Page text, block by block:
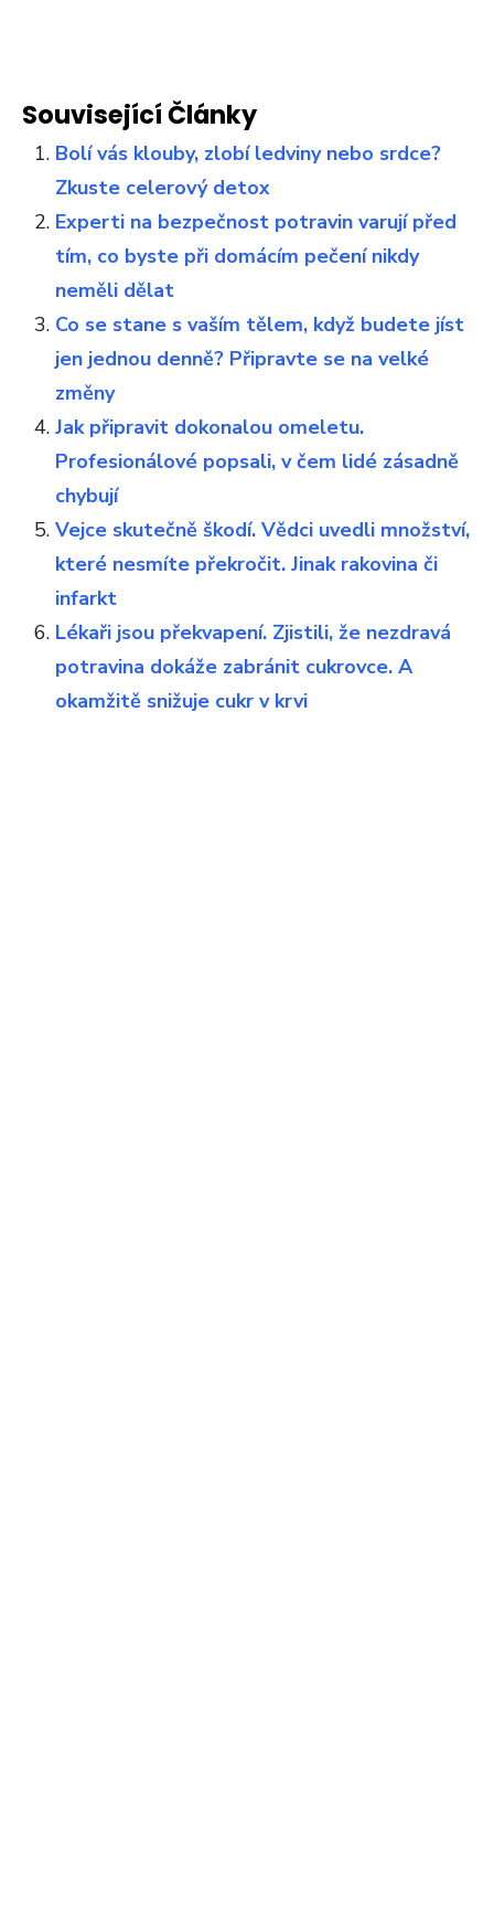
Související Články
Bolí vás klouby, zlobí ledviny nebo srdce?
Zkuste celerový detox
Experti na bezpečnost potravin varují před
tím, co byste při domácím pečení nikdy
neměli dělat
Co se stane s vaším tělem, když budete jíst
jen jednou denně? Připravte se na velké
změny
Jak připravit dokonalou omeletu.
Profesionálové popsali, v čem lidé zásadně
chybují
Vejce skutečně škodí. Vědci uvedli množství,
které nesmíte překročit. Jinak rakovina či
infarkt
Lékaři jsou překvapení. Zjistili, že nezdravá
potravina dokáže zabránit cukrovce. A
okamžitě snižuje cukr v krvi